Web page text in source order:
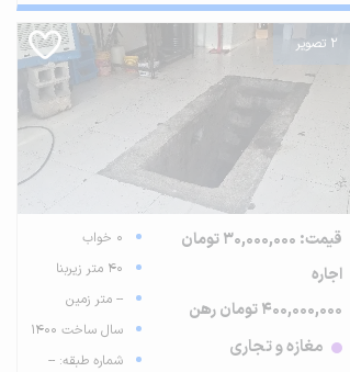
2 تصویر
قیمت: 30,000,000 تومان
اجاره
400,000,000 تومان رهن
مغازه و تجاری
0 خواب
40 متر زیربنا
-- متر زمین
سال ساخت 1400
شماره طبقه: --